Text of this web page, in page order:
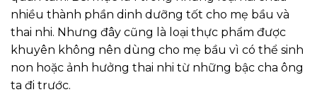
nhiều thành phần dinh dưỡng tốt cho mẹ bầu và
thai nhi. Nhưng đây cũng là loại thực phẩm được
khuyên không nên dùng cho mẹ bầu vì có thể sinh
non hoặc ảnh hưởng thai nhi từ những bậc cha ông
ta đi trước.